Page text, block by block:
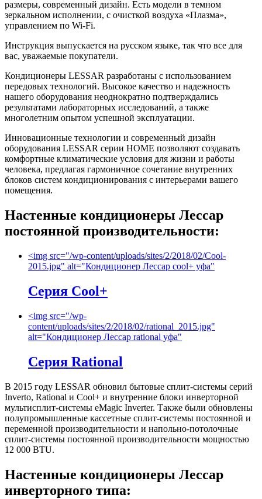
размеры, современный дизайн. Есть модели в темном
зеркальном исполнении, с очисткой воздуха «Плазма»,
управлением по Wi-Fi.
Инструкция выпускается на русском языке, так что все для
вас, уважаемые покупатели.
Кондиционеры LESSAR разработаны с использованием
передовых технологий. Высокое качество и надежность
нашего оборудования неоднократно подтверждались
результатами лабораторных исследований, а также
многолетним опытом успешной эксплуатации.
Инновационные технологии и современный дизайн
оборудования LESSAR серии HOME позволяют создавать
комфортные климатические условия для жизни и работы
человека, предлагая гармоничное сочетание внутренних
блоков систем кондиционирования с интерьерами вашего
помещения.
Настенные кондиционеры Лессар
постоянной производительности:
<img src="/wp-content/uploads/sites/2/2018/02/Cool-
2015.jpg" alt="Кондиционер Лессар cool+ уфа"
Серия Cool+
<img src="/wp-
content/uploads/sites/2/2018/02/rational_2015.jpg"
alt="Кондиционер Лессар rational уфа"
Серия Rational
В 2015 году LESSAR обновил бытовые сплит-системы серий
Inverto, Rational и Cool+ и внутренние блоки инверторной
мультисплит-системы eMagic Inverter. Также были обновлены
полупромышленные кассетные сплит-системы постоянной и
переменной производительности и напольно-потолочные
сплит-системы постоянной производительности мощностью
12 000 BTU.
Настенные кондиционеры Лессар
инверторного типа: